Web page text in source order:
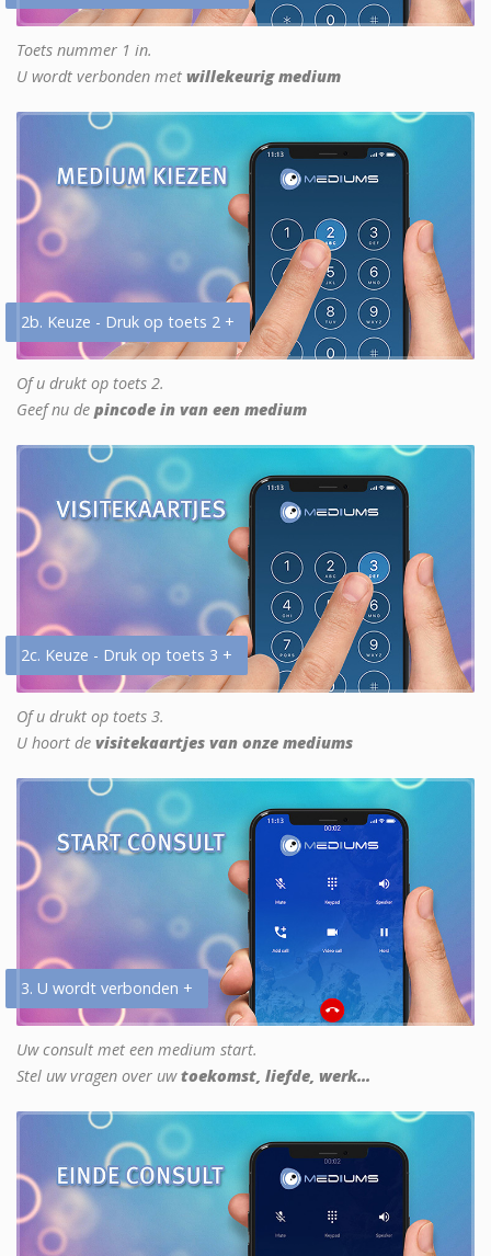
Toets nummer 1 in.
U wordt verbonden met willekeurig medium
2b. Keuze - Druk op toets 2 +
Of u drukt op toets 2.
Geef nu de pincode in van een medium
2c. Keuze - Druk op toets 3 +
Of u drukt op toets 3.
U hoort de visitekaartjes van onze mediums
3. U wordt verbonden +
Uw consult met een medium start.
Stel uw vragen over uwtoekomst, liefde, werk...